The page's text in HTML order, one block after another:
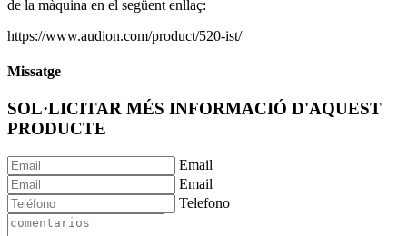
de la màquina en el següent enllaç:
https://www.audion.com/product/520-ist/
Missatge
SOL·LICITAR MÉS INFORMACIÓ D'AQUEST
PRODUCTE
Email
Email
Telefono